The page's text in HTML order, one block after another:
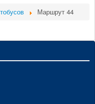
Маршрут 44